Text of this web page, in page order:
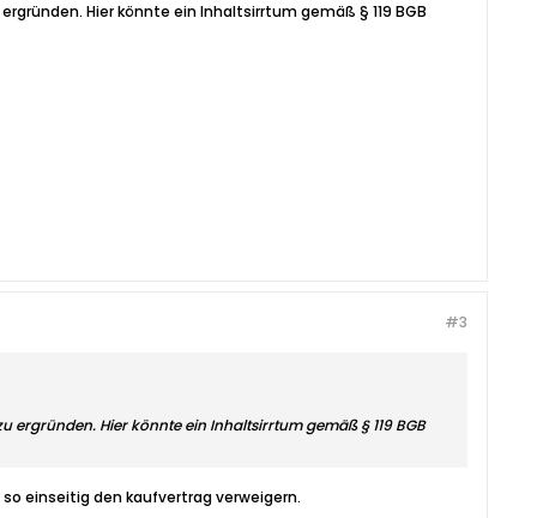
Hier könnte ein Inhaltsirrtum gemäß § 119 BGB
#3
Hier könnte ein Inhaltsirrtum gemäß § 119 BGB
einseitig den kaufvertrag verweigern.